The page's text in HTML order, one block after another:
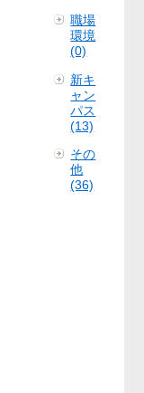
職場
環境
(0)
新キ
ャン
パス
(13)
その
他
(36)